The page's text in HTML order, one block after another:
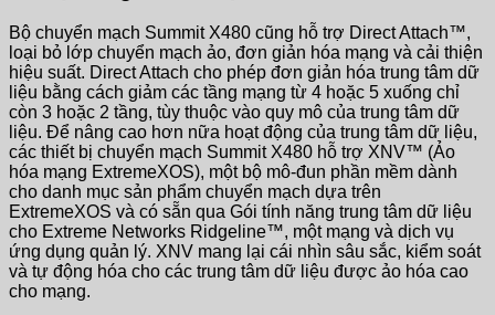
Bộ chuyển mạch Summit X480 cũng hỗ trợ Direct Attach™,
loại bỏ lớp chuyển mạch ảo, đơn giản hóa mạng và cải thiện
hiệu suất. Direct Attach cho phép đơn giản hóa trung tâm dữ
liệu bằng cách giảm các tầng mạng từ 4 hoặc 5 xuống chỉ
còn 3 hoặc 2 tầng, tùy thuộc vào quy mô của trung tâm dữ
liệu. Để nâng cao hơn nữa hoạt động của trung tâm dữ liệu,
các thiết bị chuyển mạch Summit X480 hỗ trợ XNV™ (Ảo
hóa mạng ExtremeXOS), một bộ mô-đun phần mềm dành
cho danh mục sản phẩm chuyển mạch dựa trên
ExtremeXOS và có sẵn qua Gói tính năng trung tâm dữ liệu
cho Extreme Networks Ridgeline™, một mạng và dịch vụ
ứng dụng quản lý. XNV mang lại cái nhìn sâu sắc, kiểm soát
và tự động hóa cho các trung tâm dữ liệu được ảo hóa cao
cho mạng.